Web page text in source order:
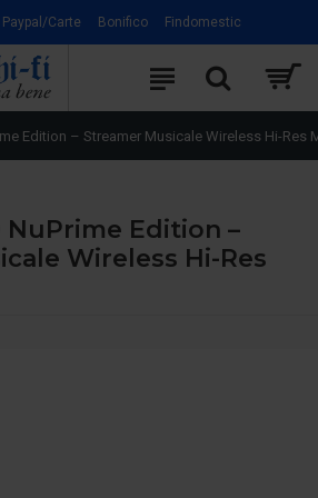
Paypal/Carte Bonifico Findomestic
Edition – Streamer Musicale Wireless Hi-Res
NuPrime Edition –
Wireless Hi-Res